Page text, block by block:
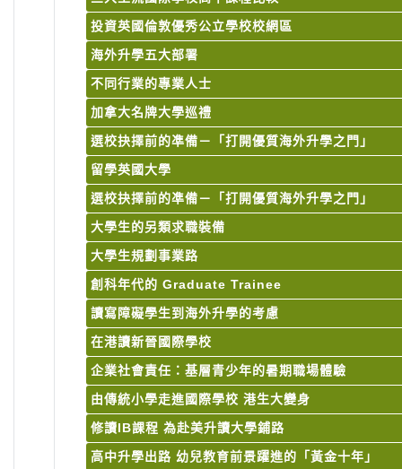
投資英國倫敦優秀公立學校校網區
海外升學五大部署
不同行業的專業人士
加拿大名牌大學巡禮
選校抉擇前的凖備－「打開優質海外升學之門」
留學英國大學
選校抉擇前的凖備－「打開優質海外升學之門」
大學生的另類求職裝備
大學生規劃事業路
創科年代的 Graduate Trainee
讀寫障礙學生到海外升學的考慮
在港讀新晉國際學校
企業社會責任：基層青少年的暑期職場體驗
由傳統小學走進國際學校 港生大變身
修讀IB課程 為赴美升讀大學鋪路
高中升學出路 幼兒教育前景躍進的「黃金十年」